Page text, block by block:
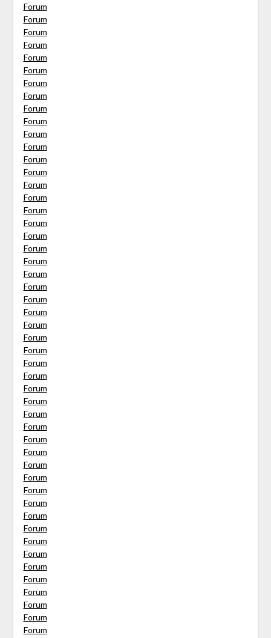
Forum
Forum
Forum
Forum
Forum
Forum
Forum
Forum
Forum
Forum
Forum
Forum
Forum
Forum
Forum
Forum
Forum
Forum
Forum
Forum
Forum
Forum
Forum
Forum
Forum
Forum
Forum
Forum
Forum
Forum
Forum
Forum
Forum
Forum
Forum
Forum
Forum
Forum
Forum
Forum
Forum
Forum
Forum
Forum
Forum
Forum
Forum
Forum
Forum
Forum